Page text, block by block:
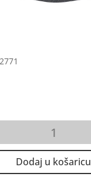
Dodaj u košaricu